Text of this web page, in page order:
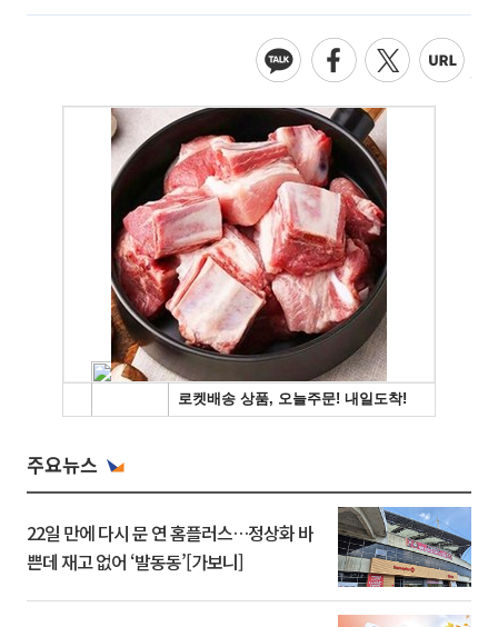
주요뉴스
22일 만에 다시 문 연 홈플러스…정상화 바
쁜데 재고 없어 ‘발동동’[가보니]